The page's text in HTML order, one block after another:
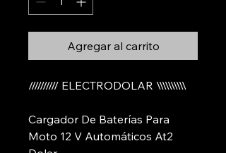
Agregar al carrito
////////// ELECTRODOLAR \\\\\\\\\\
Cargador De Baterías Para
Moto 12 V Automáticos At2